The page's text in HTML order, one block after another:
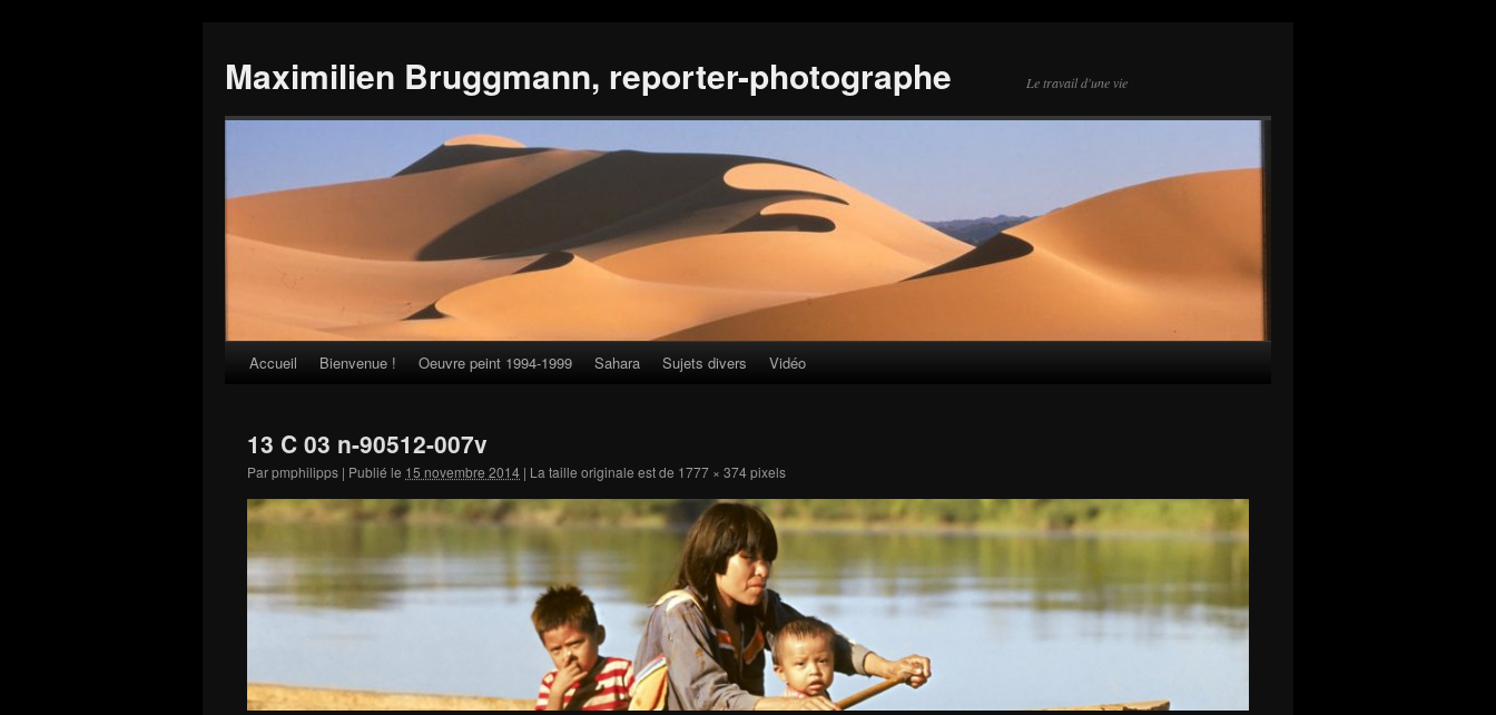
Maximilien Bruggmann, reporter-photographe Le travail d'une vie
Skip
content
Accueil Bienvenue ! Oeuvre peint 1994-1999 Sahara Sujets divers Vidéo
13 C 03 n-90512-007v
Parpmphilipps | Publié le 15 novembre 2014 | La taille originale est de 1777 × 374pixels